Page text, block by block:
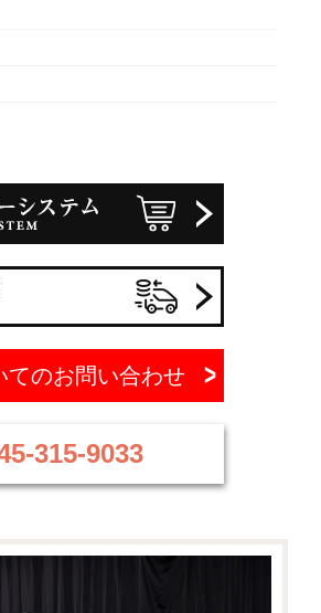
てのお問い合わせ
315-9033